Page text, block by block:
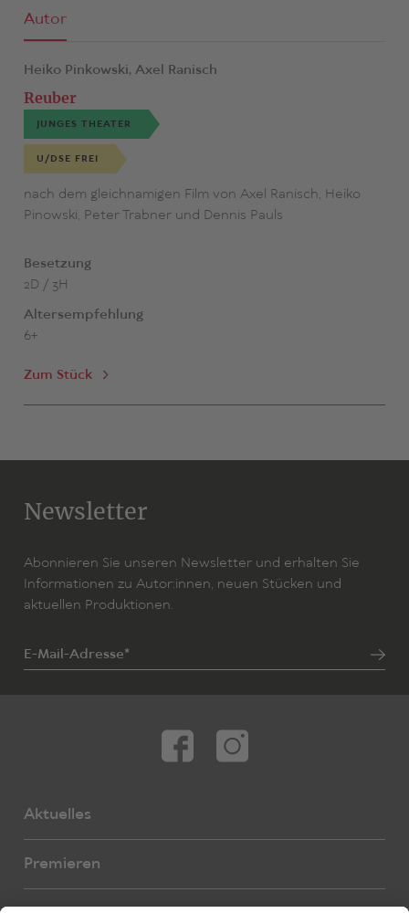
Autor
Heiko Pinkowski, Axel Ranisch
Reuber
JUNGES THEATER
U/DSE FREI
nach dem gleichnamigen Film von Axel Ranisch, Heiko
Pinowski, Peter Trabner und Dennis Pauls
Besetzung
2D / 3H
Altersempfehlung
6+
Zum Stück
Newsletter
Abonnieren Sie unseren Newsletter und erhalten Sie
Informationen zu Autor:innen, neuen Stücken und
aktuellen Produktionen.
E-Mail-Adresse*
Aktuelles
Premieren